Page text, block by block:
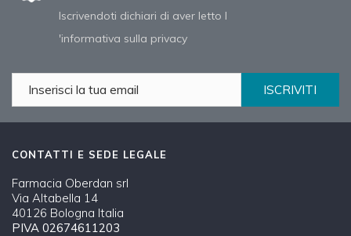
Iscrivendoti dichiari di aver letto l
'informativa sulla privacy
ISCRIVITI
CONTATTI E SEDE LEGALE
Farmacia Oberdan srl
Via Altabella 14
40126 Bologna Italia
PIVA 02674611203